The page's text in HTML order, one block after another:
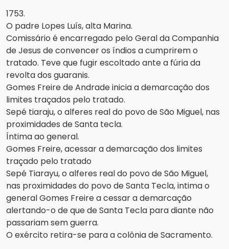
1753.
O padre Lopes Luís, alta Marina.
Comissário é encarregado pelo Geral da Companhia
de Jesus de convencer os índios a cumprirem o
tratado. Teve que fugir escoltado ante a fúria da
revolta dos guaranis.
Gomes Freire de Andrade inicia a demarcação dos
limites traçados pelo tratado.
Sepé tiaraju, o alferes real do povo de São Miguel, nas
proximidades de Santa tecla.
Íntima ao general.
Gomes Freire, acessar a demarcação dos limites
traçado pelo tratado
Sepé Tiarayu, o alferes real do povo de São Miguel,
nas proximidades do povo de Santa Tecla, intima o
general Gomes Freire a cessar a demarcação
alertando-o de que de Santa Tecla para diante não
passariam sem guerra.
O exército retira-se para a colônia de Sacramento.